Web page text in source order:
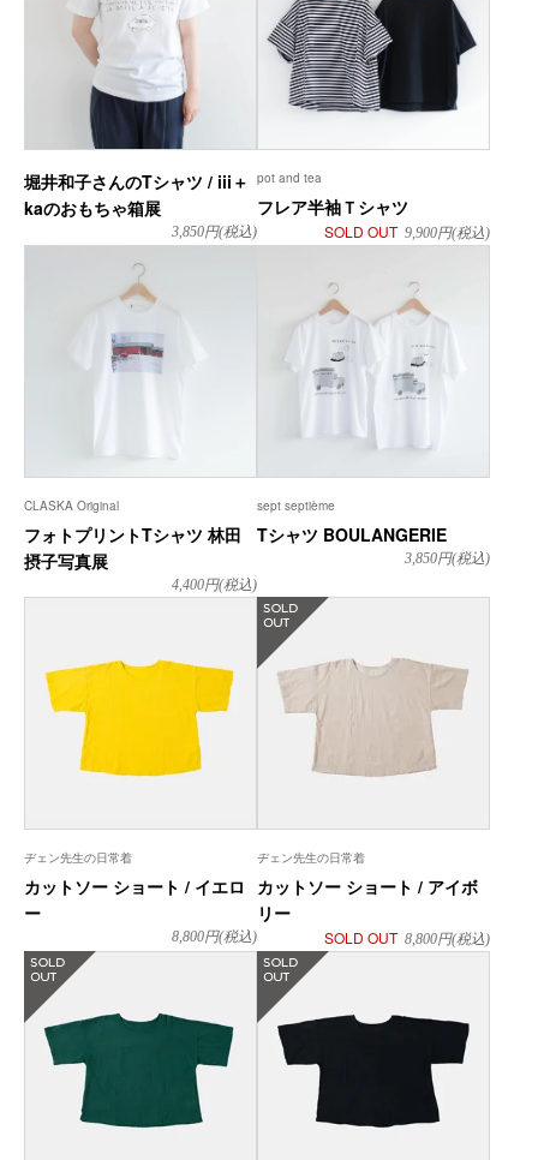
堀井和子さんのTシャツ / iii＋
kaのおもちゃ箱展
3,850円(税込)
pot and tea
フレア半袖Ｔシャツ
SOLD OUT 9,900円(税込)
CLASKA Original
フォトプリントTシャツ 林田
摂子写真展
4,400円(税込)
sept septième
Tシャツ BOULANGERIE
3,850円(税込)
ヂェン先生の日常着
カットソー ショート / イエロ
ー
8,800円(税込)
ヂェン先生の日常着
カットソー ショート / アイボ
リー
SOLD OUT 8,800円(税込)